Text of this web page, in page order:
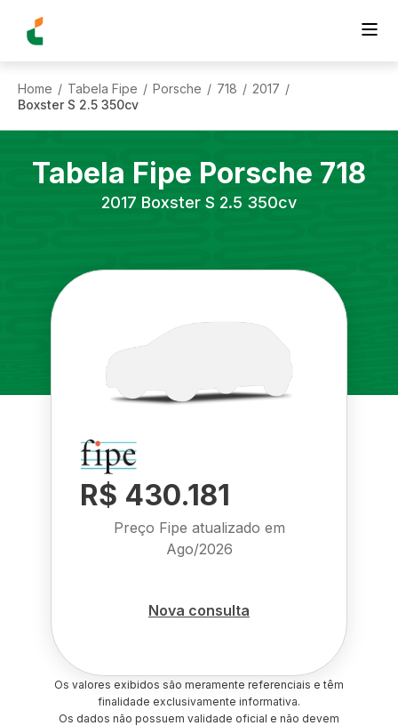
Home / Tabela Fipe / Porsche / 718 / 2017 /
Boxster S 2.5 350cv
Tabela Fipe Porsche 718
2017 Boxster S 2.5 350cv
R$ 430.181
Preço Fipe atualizado em
Ago/2026
Nova consulta
Os valores exibidos são meramente referenciais e têm
finalidade exclusivamente informativa.
Os dados não possuem validade oficial e não devem